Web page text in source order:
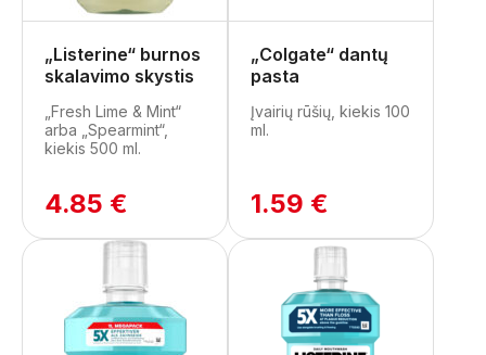
„Listerine“ burnos
skalavimo skystis
„Fresh Lime & Mint“
arba „Spearmint“,
kiekis 500 ml.
4.85 €
„Colgate“ dantų
pasta
Įvairių rūšių, kiekis 100
ml.
1.59 €